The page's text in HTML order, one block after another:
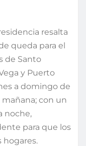
resalta
queda para el
de Santo
y Puerto
a domingo de
mañana; con un
noche,
para que los
hogares.